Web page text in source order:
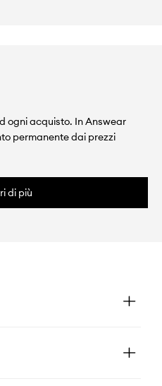
ogni acquisto. In Answear
permanente dai prezzi
di più